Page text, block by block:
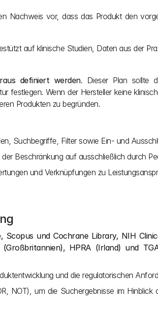
Nachweis vor, dass das Produkt den
auf klinische Studien, Daten aus der
definiert werden. Dieser Plan sollte
festlegen. Wenn der Hersteller keine
Produkten zu begründen.
Suchbegriffe, Filter sowie Ein- und
Beschränkung auf ausschließlich durch
und Verknüpfungen zu
Scopus und Cochrane Library, NIH
HPRA (Irland) und
und die regulatorischen
NOT), um die Suchergebnisse im